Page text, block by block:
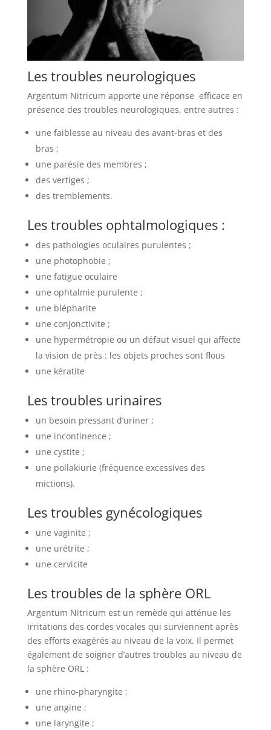
Les troubles neurologiques
Argentum Nitricum apporte une réponse efficace en
présence des troubles neurologiques, entre autres :
une faiblesse au niveau des avant-bras et des
bras ;
une parésie des membres ;
des vertiges ;
des tremblements.
Les troubles ophtalmologiques :
des pathologies oculaires purulentes ;
une photophobie ;
une fatigue oculaire
une ophtalmie purulente ;
une blépharite
une conjonctivite ;
une hypermétropie ou un défaut visuel qui affecte
la vision de près : les objets proches sont flous
une kératite
Les troubles urinaires
un besoin pressant d’uriner ;
une incontinence ;
une cystite ;
une pollakiurie (fréquence excessives des
mictions).
Les troubles gynécologiques
une vaginite ;
une urétrite ;
une cervicite
Les troubles de la sphère ORL
Argentum Nitricum est un remède qui atténue les
irritations des cordes vocales qui surviennent après
des efforts exagérés au niveau de la voix. Il permet
également de soigner d’autres troubles au niveau de
la sphère ORL :
une rhino-pharyngite ;
une angine ;
une laryngite ;